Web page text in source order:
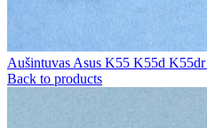
Aušintuvas Asus K55 K55d K55dr
Back to products